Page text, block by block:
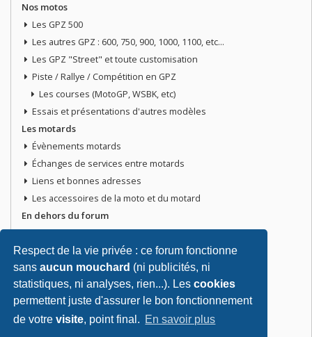
Respect de la vie privée : ce forum fonctionne
sansaucun mouchard (ni publicités, ni
statistiques, ni analyses, rien...). Lescookies
permettent juste d'assurer le bon fonctionnement
de votrevisite, point final. En savoir plus
Nos motos
Les GPZ 500
Les autres GPZ : 600, 750, 900, 1000, 1100, etc...
Les GPZ "Street" et toute customisation
Piste / Rallye / Compétition en GPZ
Les courses (MotoGP, WSBK, etc)
Essais et présentations d'autres modèles
Les motards
Évènements motards
Échanges de services entre motards
Liens et bonnes adresses
Les accessoires de la moto et du motard
En dehors du forum
Discussions libres
Petites annonces
Vends ta moto
Vends pièces ou équipements / accessoires du motard
Recherche moto ou pièces
Tout doit disparaitre !